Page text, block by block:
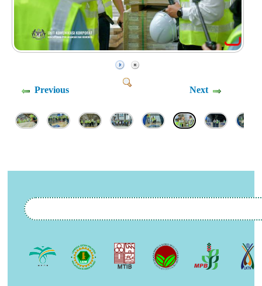
Previous Next